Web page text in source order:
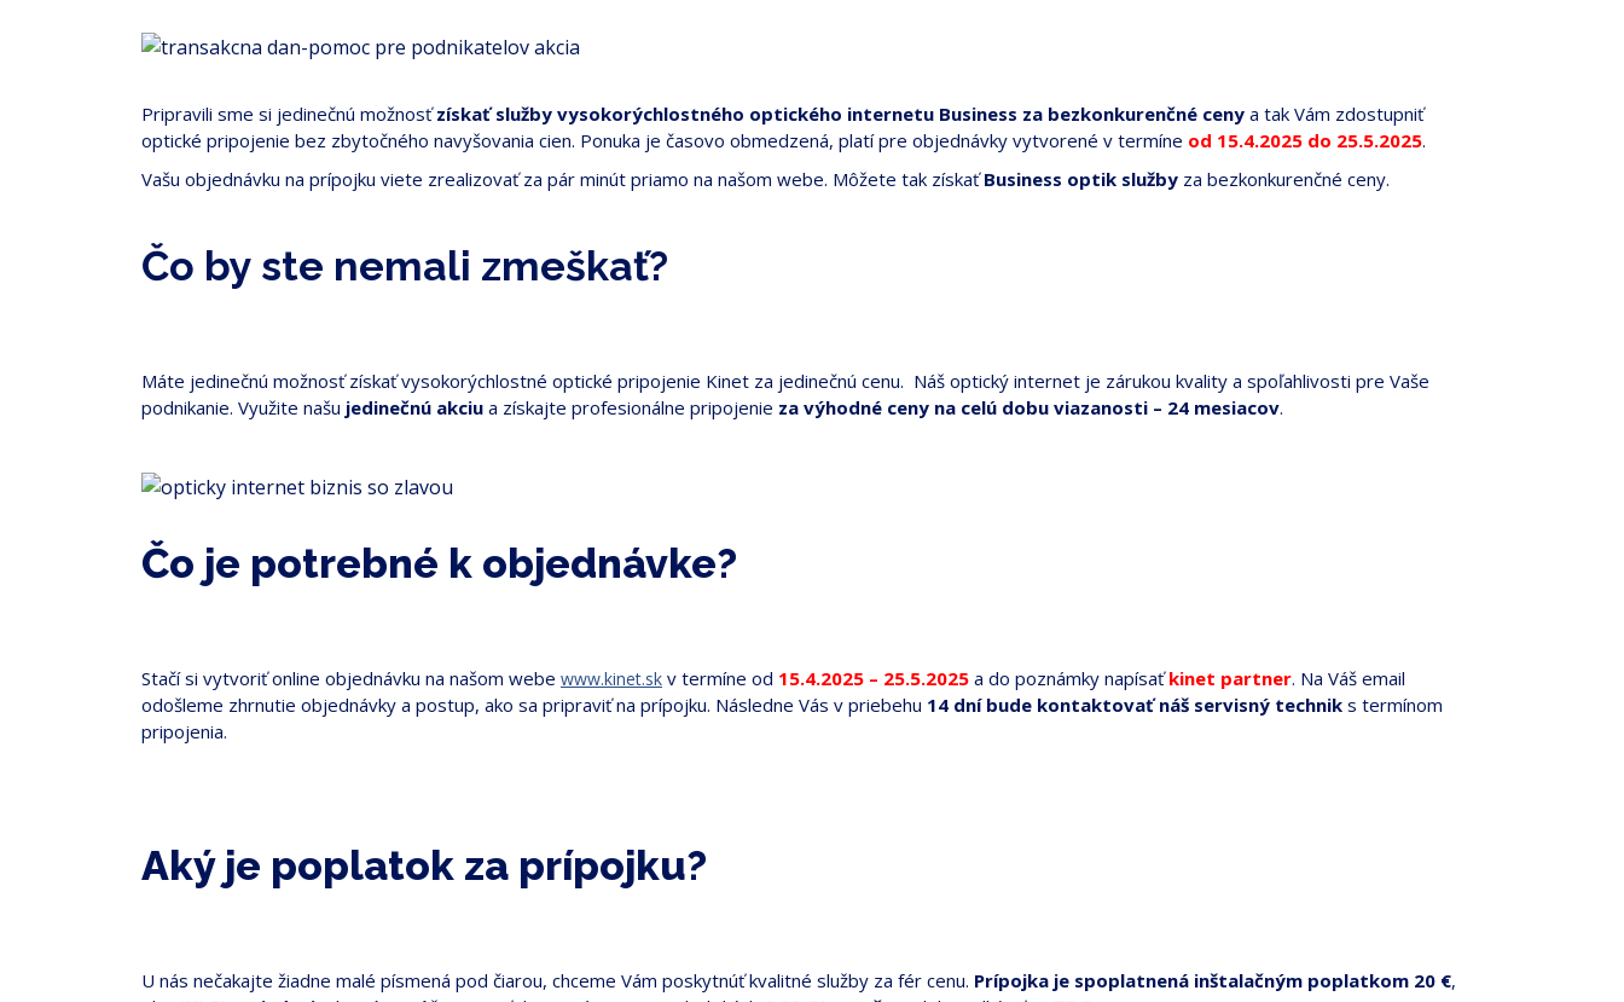
Pripravili sme si jedinečnú možnosťzískať služby vysokorýchlostného optického internetu Business za bezkonkurenčné ceny a tak Vám zdostupniť
optické pripojenie bez zbytočného navyšovania cien. Ponuka je časovo obmedzená, platí pre objednávky vytvorené v termíne od 15.4.2025 do 25.5.2025.
Vašu objednávku na prípojku viete zrealizovať za pár minút priamo na našom webe. Môžete tak získaťBusiness optik služby za bezkonkurenčné ceny.
Čo by ste nemali zmeškať?
Máte jedinečnú možnosť získať vysokorýchlostné optické pripojenie Kinet za jedinečnú cenu. Náš optický internet je zárukou kvality a spoľahlivosti pre Vaše
podnikanie. Využite našu jedinečnú akciu a získajte profesionálne pripojenie za výhodné ceny na celú dobu viazanosti – 24 mesiacov.
Čo je potrebné k objednávke?
Stačí si vytvoriť online objednávku na našom webe www.kinet.sk v termíne od 15.4.2025 – 25.5.2025 a do poznámky napísaťkinet partner. Na Váš email
odošleme zhrnutie objednávky a postup, ako sa pripraviť na prípojku. Následne Vás v priebehu 14 dní bude kontaktovať náš servisný technik s termínom
pripojenia.
Aký je poplatok za prípojku?
U nás nečakajte žiadne malé písmená pod čiarou, chceme Vám poskytnúť kvalitné služby za fér cenu. Prípojka je spoplatnená inštalačným poplatkom 20 €,